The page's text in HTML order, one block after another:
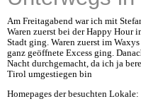
Am Freitagabend war ich mit
Waren zuerst bei der Happy Hour
Stadt ging. Waren zuerst im
ganz geöffnete Excess ging.
Nacht durchgemacht, da ich ja
Tirol umgestiegen bin
Homepages der besuchten Lokale: